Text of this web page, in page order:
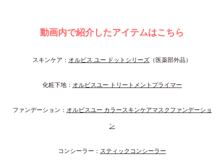
動画内で紹介したアイテムはこちら
スキンケア： オルビス ユー ドットシリーズ （医薬部外品）
化粧下地： オルビスユー トリートメントプライマー
ファンデーション： オルビスユー カラースキンケアマスクファンデーショ
ン
コンシーラー： スティックコンシーラー